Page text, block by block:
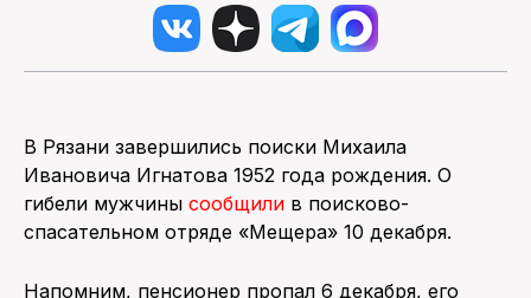
В Рязани завершились поиски Михаила
Ивановича Игнатова 1952 года рождения. О
гибели мужчины сообщили в поисково-
спасательном отряде «Мещера» 10 декабря.
Напомним, пенсионер пропал 6 декабря, его